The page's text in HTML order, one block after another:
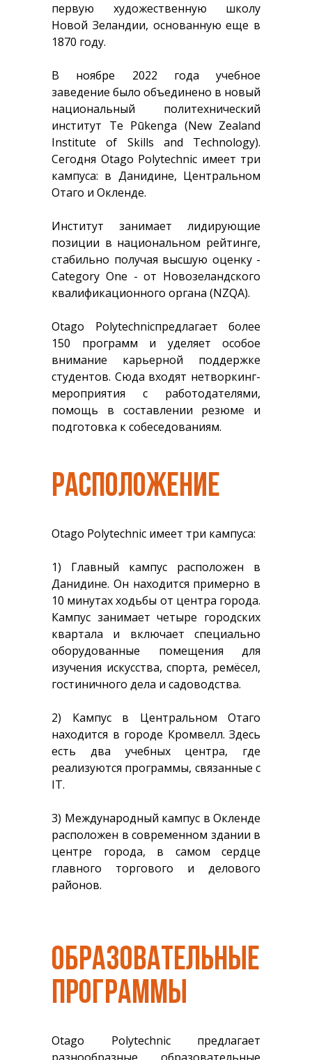
первую художественную школу
Новой Зеландии, основанную еще в
1870 году.
В ноябре 2022 года учебное
заведение было объединено в новый
национальный политехнический
институт Te Pūkenga (New Zealand
Institute of Skills and Technology).
Сегодня Otago Polytechnic имеет три
кампуса: в Данидине, Центральном
Отаго и Окленде.
Институт занимает лидирующие
позиции в национальном рейтинге,
стабильно получая высшую оценку -
Category One - от Новозеландского
квалификационного органа (NZQA).
Otago Polytechnicпредлагает более
150 программ и уделяет особое
внимание карьерной поддержке
студентов. Сюда входят нетворкинг-
мероприятия с работодателями,
помощь в составлении резюме и
подготовка к собеседованиям.
РАСПОЛОЖЕНИЕ
Otago Polytechnic имеет три кампуса:
1) Главный кампус расположен в
Данидине. Он находится примерно в
10 минутах ходьбы от центра города.
Кампус занимает четыре городских
квартала и включает специально
оборудованные помещения для
изучения искусства, спорта, ремёсел,
гостиничного дела и садоводства.
2) Кампус в Центральном Отаго
находится в городе Кромвелл. Здесь
есть два учебных центра, где
реализуются программы, связанные с
IT.
3) Международный кампус в Окленде
расположен в современном здании в
центре города, в самом сердце
главного торгового и делового
районов.
ОБРАЗОВАТЕЛЬНЫЕ
ПРОГРАММЫ
Otago Polytechnic предлагает